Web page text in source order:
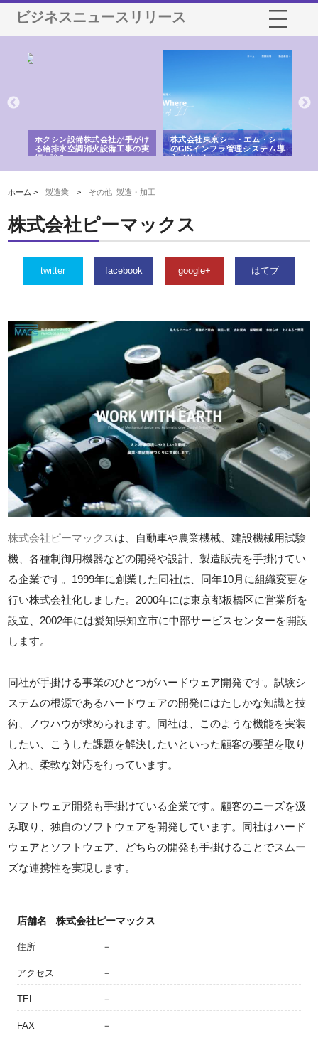
ビジネスニュースリリース
ホクシン設備株式会社が手がけ
る給排水空調消火設備工事の実
績と強み
株式会社東京シー・エム・シー
のGISインフラ管理システム導
入メリット
ホーム >製造業 > その他_製造・加工
株式会社ピーマックス
twitter facebook google+ はてブ
株式会社ピーマックス は、自動車や農業機械、建設機械用試験
機、各種制御用機器などの開発や設計、製造販売を手掛けてい
る企業です。1999年に創業した同社は、同年10月に組織変更を
行い株式会社化しました。2000年には東京都板橋区に営業所を
設立、2002年には愛知県知立市に中部サービスセンターを開設
します。
同社が手掛ける事業のひとつがハードウェア開発です。試験シ
ステムの根源であるハードウェアの開発にはたしかな知識と技
術、ノウハウが求められます。同社は、このような機能を実装
したい、こうした課題を解決したいといった顧客の要望を取り
入れ、柔軟な対応を行っています。
ソフトウェア開発も手掛けている企業です。顧客のニーズを汲
み取り、独自のソフトウェアを開発しています。同社はハード
ウェアとソフトウェア、どちらの開発も手掛けることでスムー
ズな連携性を実現します。
店舗名 株式会社ピーマックス
住所 －
アクセス －
TEL －
FAX －